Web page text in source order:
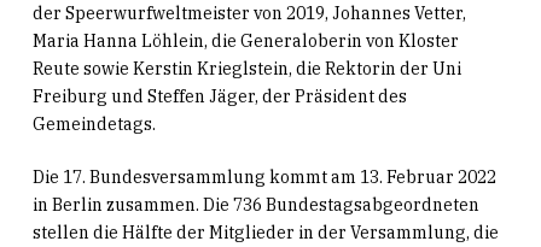
der Speerwurfweltmeister von 2019, Johannes Vetter,
Maria Hanna Löhlein, die Generaloberin von Kloster
Reute sowie Kerstin Krieglstein, die Rektorin der Uni
Freiburg und Steffen Jäger, der Präsident des
Gemeindetags.
Die 17. Bundesversammlung kommt am 13. Februar 2022
in Berlin zusammen. Die 736 Bundestagsabgeordneten
stellen die Hälfte der Mitglieder in der Versammlung, die